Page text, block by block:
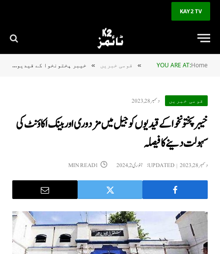
KAY2 TV
YOU ARE AT:Home
» قومی خبریں » خیبر پختونخوا کے قیدیوں کو جیل میں مزدوری اور بینک اکاؤنٹ کی سہولت دینے کا فیصلہ
قومی خبریں دسمبر 28, 2023
خیبر پختونخوا کے قیدیوں کو جیل میں مزدوری اور بینک اکاؤنٹ کی
سہولت دینے کا فیصلہ
دسمبر 28, 2023 UPDATED: جنوری 2, 2024 1 MIN READ